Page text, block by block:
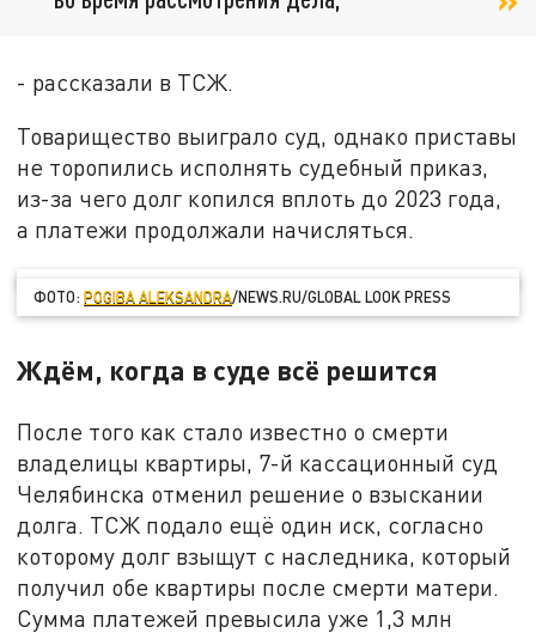
- рассказали в ТСЖ.
Товарищество выиграло суд, однако приставы
не торопились исполнять судебный приказ,
из-за чего долг копился вплоть до 2023 года,
а платежи продолжали начисляться.
ФОТО:POGIBA ALEKSANDRA/NEWS.RU/GLOBAL LOOK PRESS
Ждём, когда в суде всё решится
После того как стало известно о смерти
владелицы квартиры, 7-й кассационный суд
Челябинска отменил решение о взыскании
долга. ТСЖ подало ещё один иск, согласно
которому долг взыщут с наследника, который
получил обе квартиры после смерти матери.
Сумма платежей превысила уже 1,3 млн